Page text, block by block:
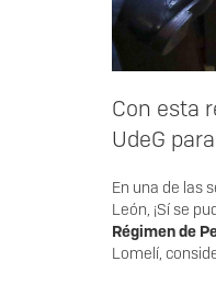
Con esta
UdeG
En una de las
León, ¡Sí se
Régimen de
Lomelí,